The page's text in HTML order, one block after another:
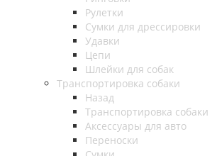
Рулетки
Сумки для дрессировки
Удавки
Цепи
Шлейки для собак
Транспортировка собаки
Назад
Транспортировка собаки
Аксессуары для авто
Переноски